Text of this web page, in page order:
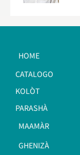
HOME
CATALOGO
KOLÒT
PARASHÀ
MAAMÀR
GHENIZÀ